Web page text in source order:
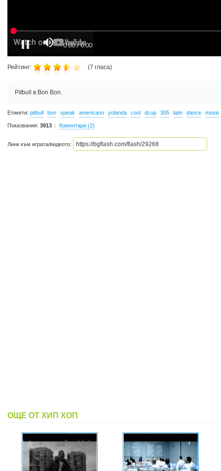
Рейтинг: (7 гласа)
Pitbull в Bon Bon.
Етикети: pitbull bon speak americano yolanda cool dcup 305 latin dance music
Показвания: 3913 Коментари (2)
Линк към играта/видеото:
ОЩЕ ОТ ХИП ХОП